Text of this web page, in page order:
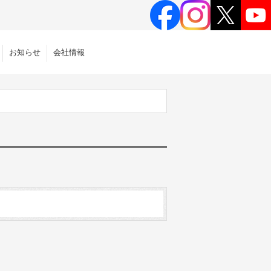
お知らせ 会社情報